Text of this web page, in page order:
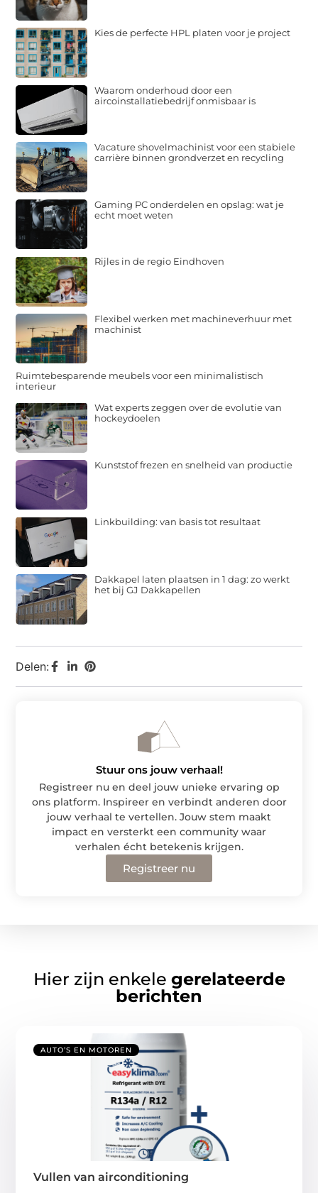
Delen:
Kies de perfecte HPL platen voor je project
Waarom onderhoud door een
aircoinstallatiebedrijf onmisbaar is
Vacature shovelmachinist voor een stabiele
carrière binnen grondverzet en recycling
Gaming PC onderdelen en opslag: wat je
echt moet weten
Rijles in de regio Eindhoven
Flexibel werken met machineverhuur met
machinist
Ruimtebesparende meubels voor een minimalistisch
interieur
Wat experts zeggen over de evolutie van
hockeydoelen
Kunststof frezen en snelheid van productie
Linkbuilding: van basis tot resultaat
Dakkapel laten plaatsen in 1 dag: zo werkt
het bij GJ Dakkapellen
Stuur ons jouw verhaal!
Registreer nu en deel jouw unieke ervaring op
ons platform. Inspireer en verbindt anderen door
jouw verhaal te vertellen. Jouw stem maakt
impact en versterkt een community waar
verhalen écht betekenis krijgen.
Registreer nu
Hier zijn enkele gerelateerde
berichten
AUTO’S EN MOTOREN
Vullen van airconditioning